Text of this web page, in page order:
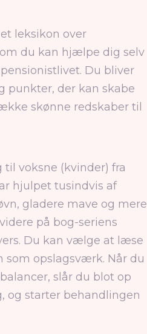
leksikon over
du kan hjælpe dig selv
Du bliver
punkter, der kan skabe
skønne redskaber til
til voksne (kvinder) fra
hjulpet tusindvis af
gladere mave og mere
på bog-seriens
Du kan vælge at læse
som opslagsværk. Når du
slår du blot op
og starter behandlingen